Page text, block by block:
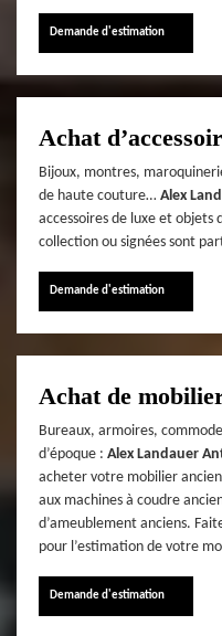
Demande d'estimation
Achat
Bijoux, montres,
de haute couture… Alex
accessoires de luxe et objets
collection ou signées sont
Demande d'estimation
Achat de
Bureaux, armoires,
d’époque : Alex Landauer
acheter votre mobilier
aux machines à coudre
d’ameublement anciens.
pour l’estimation de votre
Demande d'estimation